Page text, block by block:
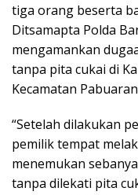
tiga orang beserta
Ditsamapta Polda
mengamankan
tanpa pita cukai di
Kecamatan
“Setelah dilakukan
pemilik tempat
menemukan
tanpa dilekati pita